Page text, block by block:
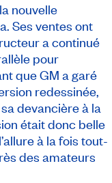
nouvelle
Ses ventes ont
a continué
pour
que GM a garé
redessinée,
devancière à la
était donc belle
à la fois tout-
des amateurs